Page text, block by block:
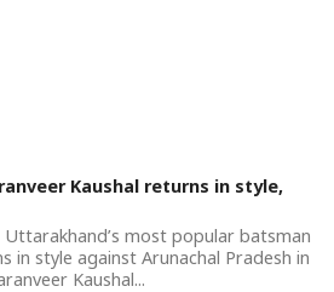
Kaushal returns in style,
Uttarakhand’s most popular batsman
in style against Arunachal Pradesh in
Kaushal...